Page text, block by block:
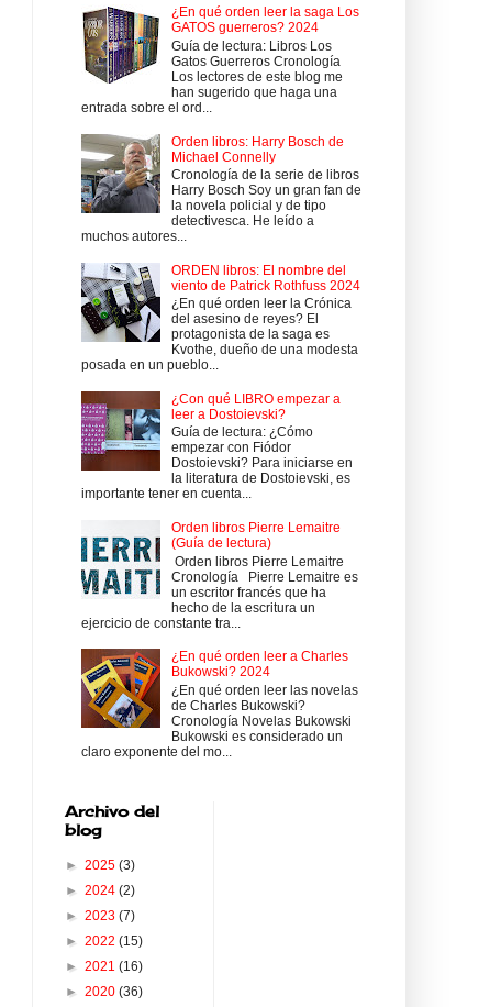
¿En qué orden leer la saga Los
GATOS guerreros? 2024
Guía de lectura: Libros Los
Gatos Guerreros Cronología
Los lectores de este blog me
han sugerido que haga una
entrada sobre el ord...
Orden libros: Harry Bosch de
Michael Connelly
Cronología de la serie de libros
Harry Bosch Soy un gran fan de
la novela policial y de tipo
detectivesca. He leído a
muchos autores...
ORDEN libros: El nombre del
viento de Patrick Rothfuss 2024
¿En qué orden leer la Crónica
del asesino de reyes? El
protagonista de la saga es
Kvothe, dueño de una modesta
posada en un pueblo...
¿Con qué LIBRO empezar a
leer a Dostoievski?
Guía de lectura: ¿Cómo
empezar con Fiódor
Dostoievski? Para iniciarse en
la literatura de Dostoievski, es
importante tener en cuenta...
Orden libros Pierre Lemaitre
(Guía de lectura)
Orden libros Pierre Lemaitre
Cronología Pierre Lemaitre es
un escritor francés que ha
hecho de la escritura un
ejercicio de constante tra...
¿En qué orden leer a Charles
Bukowski? 2024
¿En qué orden leer las novelas
de Charles Bukowski?
Cronología Novelas Bukowski
Bukowski es considerado un
claro exponente del mo...
Archivo del
blog
► 2025 (3)
► 2024 (2)
► 2023 (7)
► 2022 (15)
► 2021 (16)
► 2020 (36)